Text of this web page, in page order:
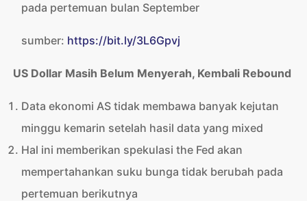
pada pertemuan bulan September
sumber: https://bit.ly/3L6Gpvj
US Dollar Masih Belum Menyerah, Kembali Rebound
Data ekonomi AS tidak membawa banyak kejutan
minggu kemarin setelah hasil data yang mixed
Hal ini memberikan spekulasi the Fed akan
mempertahankan suku bunga tidak berubah pada
pertemuan berikutnya